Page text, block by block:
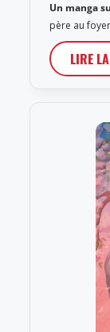
Un manga
père au
LIRE